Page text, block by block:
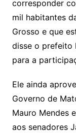
corresponder
mil habitantes
Grosso e que
disse o prefeito
para a
Ele ainda
Governo de
Mauro Mendes
aos senadores